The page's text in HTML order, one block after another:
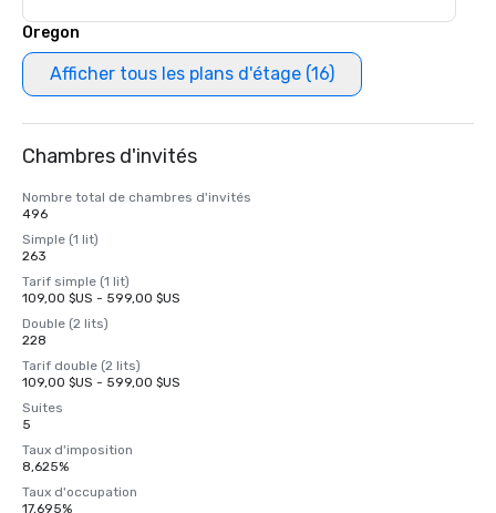
Oregon
Afficher tous les plans d'étage (16)
Chambres d'invités
Nombre total de chambres d'invités
496
Simple (1 lit)
263
Tarif simple (1 lit)
109,00 $US - 599,00 $US
Double (2 lits)
228
Tarif double (2 lits)
109,00 $US - 599,00 $US
Suites
5
Taux d'imposition
8,625%
Taux d'occupation
17,695%